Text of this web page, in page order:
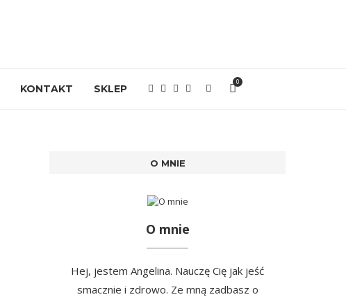
KONTAKT SKLEP
0
O MNIE
O mnie
Hej, jestem Angelina. Nauczę Cię jak jeść
smacznie i zdrowo. Ze mną zadbasz o